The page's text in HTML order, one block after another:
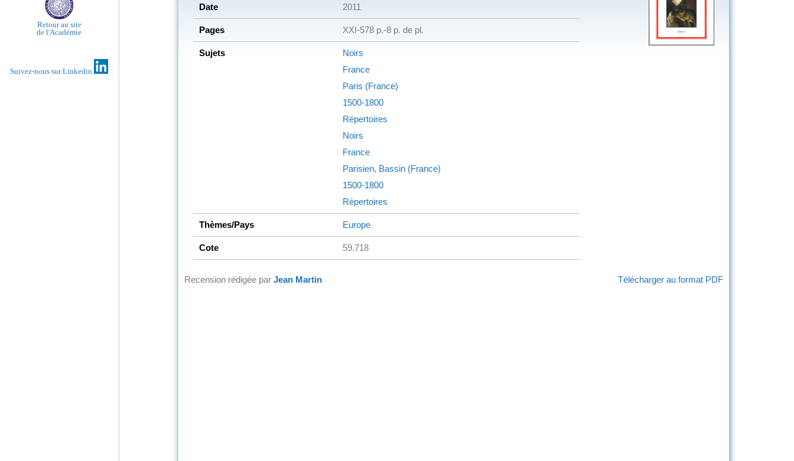
Retour au site
de l'Académie
Suivez-nous sur Linkedin
Date 2011
Pages XXI-578 p.-8 p. de pl.
Sujets
Noirs
France
Paris (France)
1500-1800
Répertoires
Noirs
France
Parisien, Bassin (France)
1500-1800
Répertoires
Thèmes/Pays Europe
Cote 59.718
Télécharger au format PDF
Recension rédigée par Jean Martin